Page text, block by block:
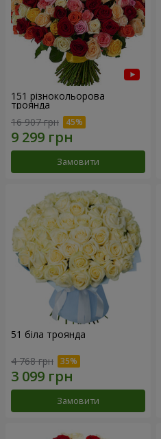
151 різнокольорова
троянда
16 907 грн
Замовити
51 біла троянда
4 768 грн
Замовити